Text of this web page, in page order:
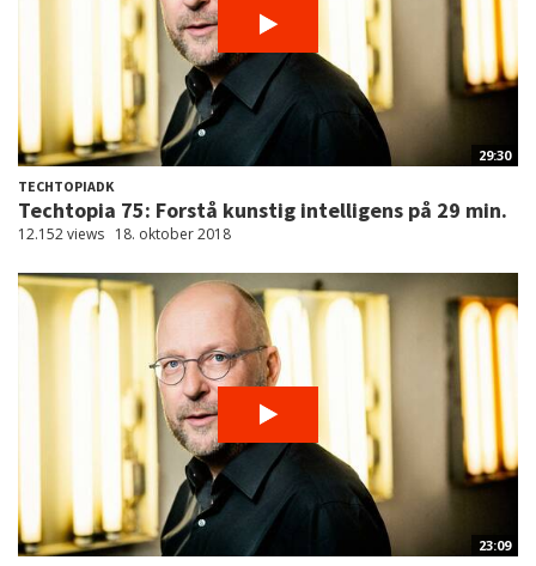
29:30
TECHTOPIADK
Techtopia 75: Forstå kunstig intelligens på 29 min.
12.152 views 18. oktober 2018
23:09